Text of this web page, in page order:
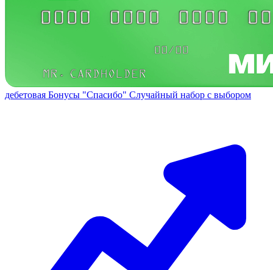
дебетовая Бонусы "Спасибо" Случайный набор с выбором